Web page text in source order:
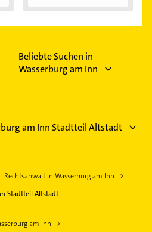
Beliebte Suchen in
Wasserburg am Inn
am Inn Stadtteil Altstadt
Rechtsanwalt in Wasserburg am Inn
Stadtteil Altstadt
am Inn